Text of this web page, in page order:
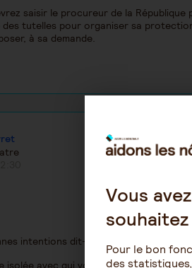
saisir le procureur de la
des tutelles pour organiser sa
à sa demande.
intentions dit-on !
isolée avec qui vous avez tissé un lien
Vous
Pour le bon
des